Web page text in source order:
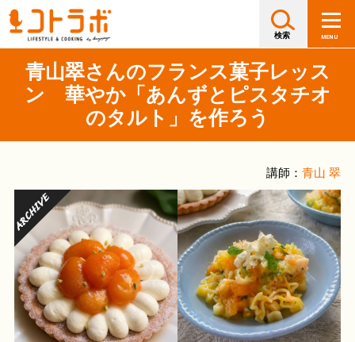
青山翠さんのフランス菓子レッス
ン 華やか「あんずとピスタチオ
のタルト」を作ろう
講師：青山 翠